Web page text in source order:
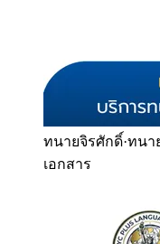
ทนายจิรศักดิ์·ทนา
เอกสาร